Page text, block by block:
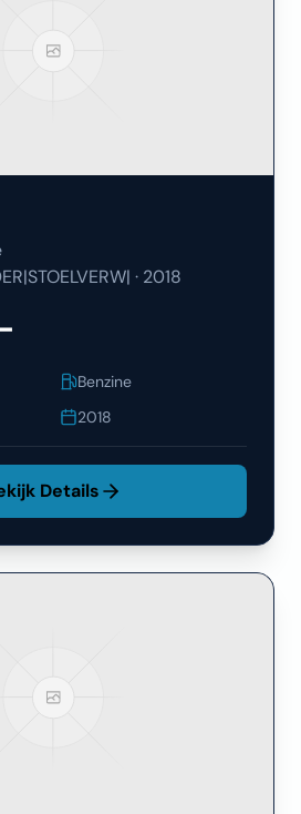
· 2018
Benzine
2018
Details